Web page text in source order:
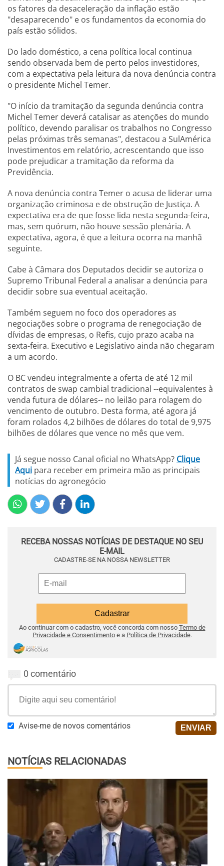
os fatores da desaceleração da inflação estão
"desaparecendo" e os fundamentos da economia do
país estão sólidos.
Do lado doméstico, a cena política local continua
sendo observada bem de perto pelos investidores,
com a expectativa pela leitura da nova denúncia contra
o presidente Michel Temer.
"O início da tramitação da segunda denúncia contra
Michel Temer deverá catalisar as atenções do mundo
político, devendo paralisar os trabalhos no Congresso
pelas próximas três semanas", destacou a SulAmérica
Investimentos em relatório, acrescentando que isso
pode prejudicar a tramitação da reforma da
Previdência.
A nova denúncia contra Temer o acusa de liderar uma
organização criminosa e de obstrução de Justiça. A
expectativa era de que fosse lida nesta segunda-feira,
mas, sem quórum, não houve sessão plenária. A
expectativa, agora, é que a leitura ocorra na manhã
seguinte.
Cabe à Câmara dos Deputados decidir se autoriza o
Supremo Tribunal Federal a analisar a denúncia para
decidir sobre sua eventual aceitação.
Também seguem no foco dos operadores as
negociações sobre o programa de renegociação de
dívidas de empresas, o Refis, cujo prazo acaba na
sexta-feira. Executivo e Legislativo ainda não chegaram
a um acordo.
O BC vendeu integralmente a oferta de até 12 mil
contratos de swap cambial tradicional --equivalentes à
venda futura de dólares-- no leilão para rolagem do
vencimento de outubro. Desta forma, até agora já
foram rolados 4,2 bilhões de dólares do total de 9,975
bilhões de dólares que vence no mês que vem.
Já segue nosso Canal oficial no WhatsApp? Clique
Aqui para receber em primeira mão as principais
notícias do agronegócio
RECEBA NOSSAS NOTÍCIAS DE DESTAQUE NO SEU
E-MAIL
CADASTRE-SE NA NOSSA NEWSLETTER
Ao continuar com o cadastro, você concorda com nosso Termo de
Privacidade e Consentimentoe a Política de Privacidade.
0 comentário
Avise-me de novos comentários
NOTÍCIAS RELACIONADAS